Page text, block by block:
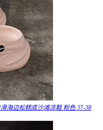
海边松糕底沙滩凉鞋 粉色 37-38